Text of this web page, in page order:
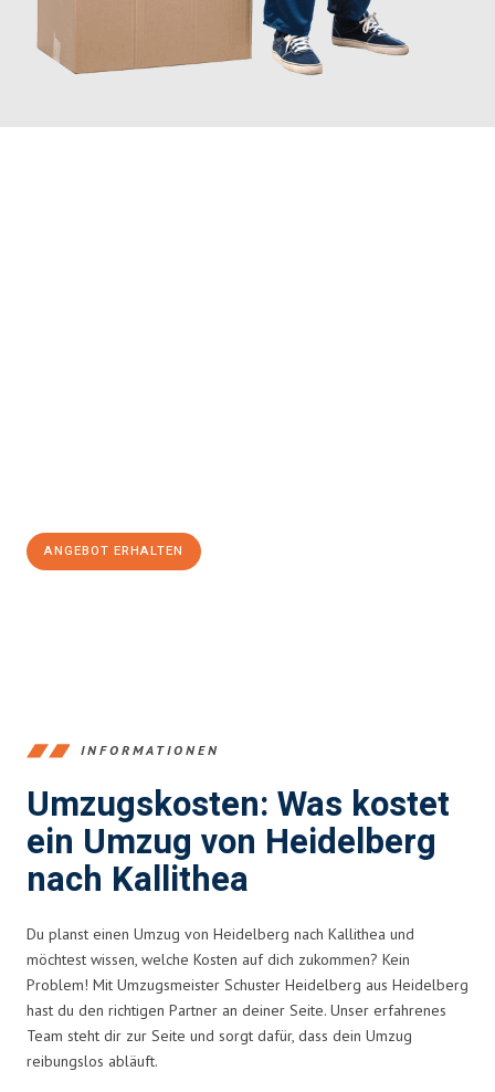
ANGEBOT ERHALTEN
INFORMATIONEN
Umzugskosten: Was kostet
ein Umzug von Heidelberg
nach Kallithea
Du planst einen Umzug von Heidelberg nach Kallithea und
möchtest wissen, welche Kosten auf dich zukommen? Kein
Problem! Mit Umzugsmeister Schuster Heidelberg aus Heidelberg
hast du den richtigen Partner an deiner Seite. Unser erfahrenes
Team steht dir zur Seite und sorgt dafür, dass dein Umzug
reibungslos abläuft.